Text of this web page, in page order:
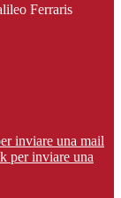
Ferraris
inviare una mail
per inviare una